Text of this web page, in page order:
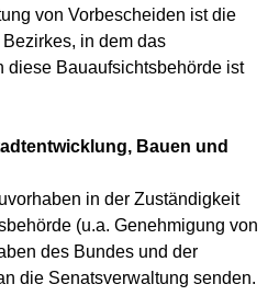
von Vorbescheiden ist die
in dem das
diese Bauaufsichtsbehörde ist
Bauen und
in der Zuständigkeit
(u.a. Genehmigung von
des Bundes und der
die Senatsverwaltung senden.